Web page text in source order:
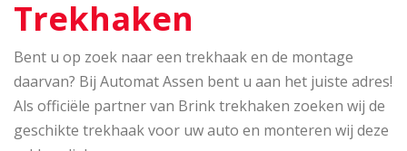
Trekhaken
Bent u op zoek naar een trekhaak en de montage
daarvan? Bij Automat Assen bent u aan het juiste adres!
Als officiële partner van Brink trekhaken zoeken wij de
geschikte trekhaak voor uw auto en monteren wij deze